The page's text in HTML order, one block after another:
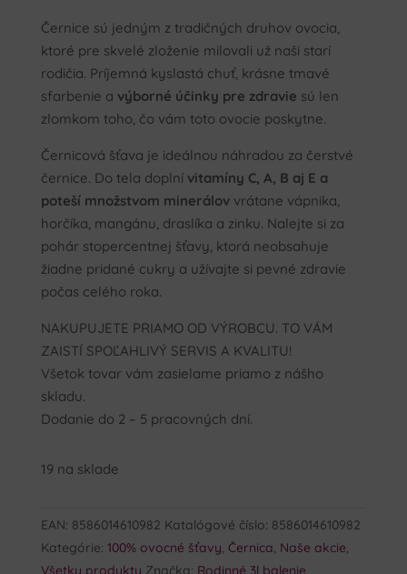
Černice sú jedným z tradičných druhov ovocia,
ktoré pre skvelé zloženie milovali už naši starí
rodičia. Príjemná kyslastá chuť, krásne tmavé
sfarbenie a výborné účinky pre zdravie sú len
zlomkom toho, čo vám toto ovocie poskytne.
Černicová šťava je ideálnou náhradou za čerstvé
černice. Do tela doplní vitamíny C, A, B aj E a
poteší množstvom minerálovvrátane vápnika,
horčíka, mangánu, draslíka a zinku. Nalejte si za
pohár stopercentnej šťavy, ktorá neobsahuje
žiadne pridané cukry a užívajte si pevné zdravie
počas celého roka.
NAKUPUJETE PRIAMO OD VÝROBCU. TO VÁM
ZAISTÍ SPOĽAHLIVÝ SERVIS A KVALITU!
Všetok tovar vám zasielame priamo z nášho
skladu.
Dodanie do 2 – 5 pracovných dní.
19 na sklade
EAN: 8586014610982 Katalógové číslo: 8586014610982
Kategórie: 100% ovocné šťavy, Černica, Naše akcie,
Všetky produkty Značka: Rodinné 3l balenie